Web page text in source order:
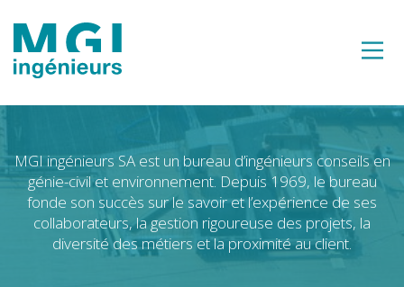
MGI ingénieurs SA est un bureau d’ingénieurs conseils en
génie-civil et environnement. Depuis 1969, le bureau
fonde son succès sur le savoir et l’expérience de ses
collaborateurs, la gestion rigoureuse des projets, la
diversité des métiers et la proximité au client.